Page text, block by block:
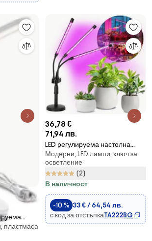
2,5W,
пластмаса
36,78 €
71,94 лв.
LED регулируема настолна
лампа за растения VITARO
3xLED/10W/230V черна
Модерни, LED лампи, ключ за
осветление
(2)
В наличност
-10 % 33 € / 64,54 лв.
с код за отстъпкаTA222BG